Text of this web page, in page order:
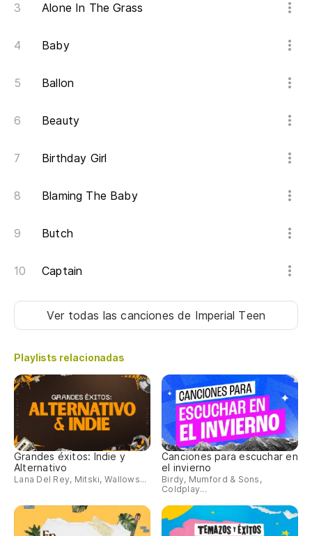
Alone In The Grass
Baby
Ballon
Beauty
Birthday Girl
Blaming The Baby
Butch
Captain
Ver todas las cancionesde Imperial Teen
Playlists relacionadas
Grandes éxitos: Indie y
Alternativo
Lana Del Rey, Mitski, Wallows...
Canciones para escuchar en
el invierno
Birdy, Mumford & Sons,
Coldplay...